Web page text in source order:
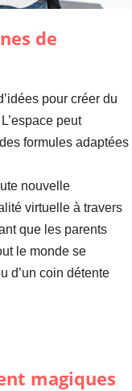
de
pour créer du
peut
formules adaptées
nouvelle
virtuelle à travers
que les parents
le monde se
d’un coin détente
magiques